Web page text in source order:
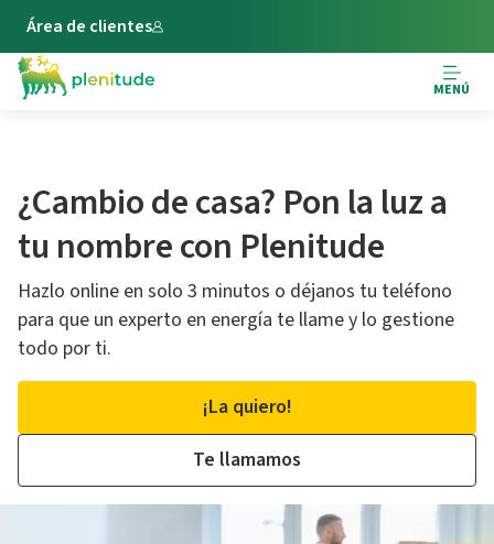
Área de clientes
MENÚ
¿Cambio de casa? Pon la luz a
tu nombre con Plenitude
Hazlo online en solo 3 minutos o déjanos tu teléfono
para que un experto en energía te llame y lo gestione
todo por ti.
¡La quiero!
Te llamamos